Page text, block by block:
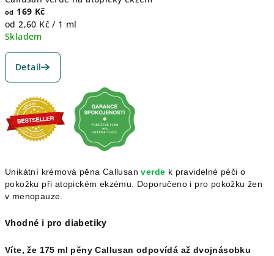
od 169 Kč
Měrná
cena:
od 2,60 Kč / 1 ml
Skladem
produktu
je
5
hvězdiček.
Detail
Unikátní krémová pěna Callusanverde k pravidelné péči o
pokožku při atopickém ekzému. Doporučeno i pro pokožku žen
v menopauze.
Vhodné i pro diabetiky
Víte, že 175 ml pěny Callusan odpovídá až dvojnásobku